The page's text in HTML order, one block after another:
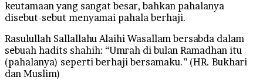
keutamaan yang sangat besar, bahkan pahalanya
disebut-sebut menyamai pahala berhaji.
Rasulullah Sallallahu Alaihi Wasallam bersabda dalam
sebuah hadits shahih: “Umrah di bulan Ramadhan itu
(pahalanya) seperti berhaji bersamaku.” (HR. Bukhari
dan Muslim)